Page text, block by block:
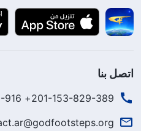
اتصل بنا
201-153-829-389+ 213-551-750-916+